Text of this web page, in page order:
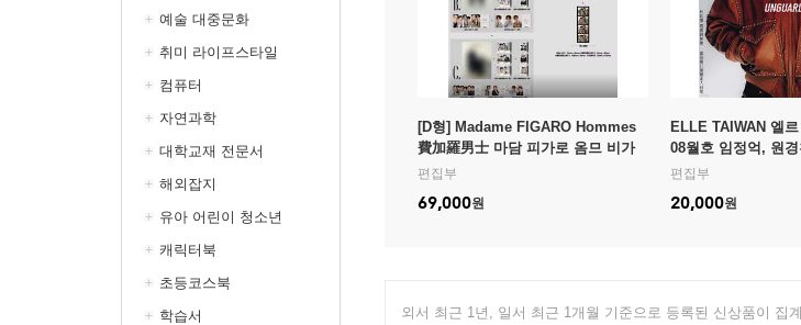
예술 대중문화
취미 라이프스타일
컴퓨터
자연과학
대학교재 전문서
해외잡지
유아 어린이 청소년
캐릭터북
초등코스북
학습서
[D형] Madame FIGARO Hommes
費加羅男士 마담 피가로 옴므 비가
라남사 중국 2026년 08월 : 김윤식&
형 잡지+랜덤 카드 35장+인생 네컷
편집부
69,000원
ELLE TAIWAN 엘
08월호 임정억, 원
고 (잔나비 인터뷰 8
편집부
20,000원
외서 최근 1년, 일서 최근 1개월 기준으로 등록된 신상품이 집